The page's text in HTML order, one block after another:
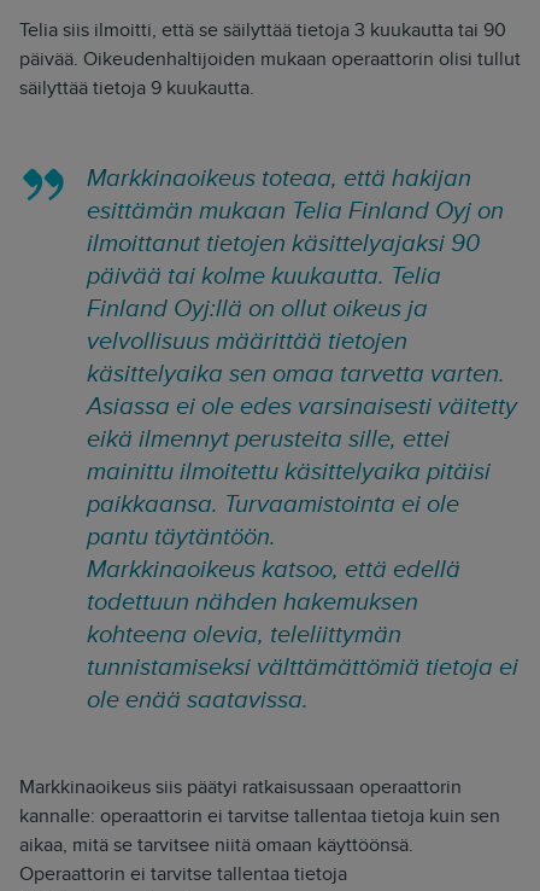
Telia siis ilmoitti, että se säilyttää tietoja 3 kuukautta tai 90
päivää. Oikeudenhaltijoiden mukaan operaattorin olisi tullut
säilyttää tietoja 9 kuukautta.
Markkinaoikeus toteaa, että hakijan
esittämän mukaan Telia Finland Oyj on
ilmoittanut tietojen käsittelyajaksi 90
päivää tai kolme kuukautta. Telia
Finland Oyj:llä on ollut oikeus ja
velvollisuus määrittää tietojen
käsittelyaika sen omaa tarvetta varten.
Asiassa ei ole edes varsinaisesti väitetty
eikä ilmennyt perusteita sille, ettei
mainittu ilmoitettu käsittelyaika pitäisi
paikkaansa. Turvaamistointa ei ole
pantu täytäntöön.
Markkinaoikeus katsoo, että edellä
todettuun nähden hakemuksen
kohteena olevia, teleliittymän
tunnistamiseksi välttämättömiä tietoja ei
ole enää saatavissa.
Markkinaoikeus siis päätyi ratkaisussaan operaattorin
kannalle: operaattorin ei tarvitse tallentaa tietoja kuin sen
aikaa, mitä se tarvitsee niitä omaan käyttöönsä.
Operaattorin ei tarvitse tallentaa tietoja